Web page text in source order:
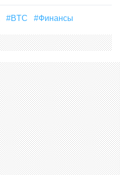
#BTC #финансы